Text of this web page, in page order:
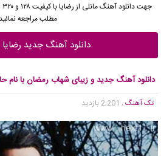
مطلب مراجعه
دانلود آهنگ جدید رضایا
دانلود آهنگ جدید و زیبای شهاب رمضان با نام
تک آهنگ , 2,201 بازدید